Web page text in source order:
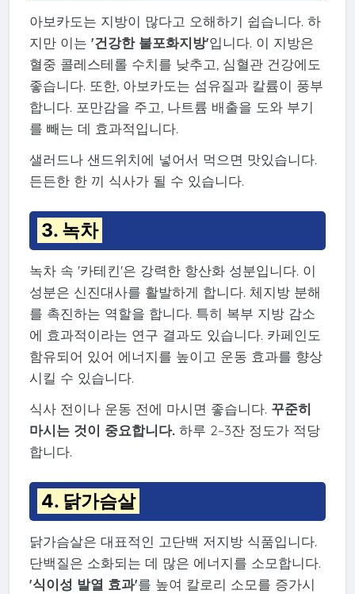
아보카도는 지방이 많다고 오해하기 쉽습니다. 하
지만 이는 '건강한 불포화지방'입니다. 이 지방은
혈중 콜레스테롤 수치를 낮추고, 심혈관 건강에도
좋습니다. 또한, 아보카도는 섬유질과 칼륨이 풍부
합니다. 포만감을 주고, 나트륨 배출을 도와 부기
를 빼는 데 효과적입니다.
샐러드나 샌드위치에 넣어서 먹으면 맛있습니다.
든든한 한 끼 식사가 될 수 있습니다.
3. 녹차
녹차 속 '카테킨'은 강력한 항산화 성분입니다. 이
성분은 신진대사를 활발하게 합니다. 체지방 분해
를 촉진하는 역할을 합니다. 특히 복부 지방 감소
에 효과적이라는 연구 결과도 있습니다. 카페인도
함유되어 있어 에너지를 높이고 운동 효과를 향상
시킬 수 있습니다.
식사 전이나 운동 전에 마시면 좋습니다. 꾸준히
마시는 것이 중요합니다.하루 2~3잔 정도가 적당
합니다.
4. 닭가슴살
닭가슴살은 대표적인 고단백 저지방 식품입니다.
단백질은 소화되는 데 많은 에너지를 소모합니다.
'식이성 발열 효과'를 높여 칼로리 소모를 증가시